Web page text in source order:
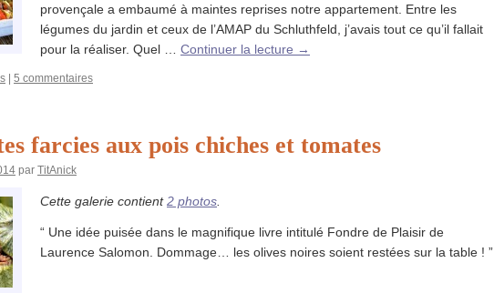
provençale a embaumé à maintes reprises notre appartement. Entre les
légumes du jardin et ceux de l’AMAP du Schluthfeld, j’avais tout ce qu’il fallait
pour la réaliser. Quel … Continuer la lecture →
5 commentaires
farcies aux pois chiches et tomates
par TitAnick
Cette galerie contient2 photos
“ Une idée puisée dans le magnifique livre intitulé Fondre de Plaisir de
Laurence Salomon. Dommage… les olives noires soient restées sur la table ! ”